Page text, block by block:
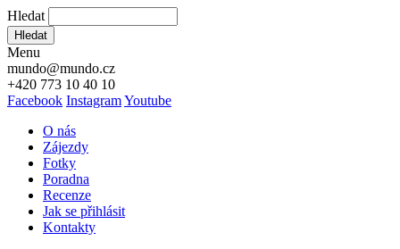
Hledat
Hledat
Menu
mundo@mundo.cz
+420 773 10 40 10
Facebook InstagramYoutube
O nás
Zájezdy
Fotky
Poradna
Recenze
Jak se přihlásit
Kontakty